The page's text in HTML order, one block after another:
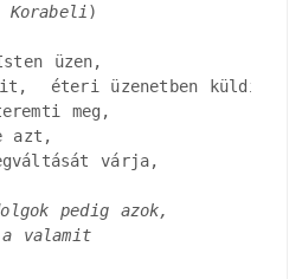
Korabeli)
üzen,
éteri üzenetben küldi
meg,
azt,
várja,
pedig azok,
a valamit